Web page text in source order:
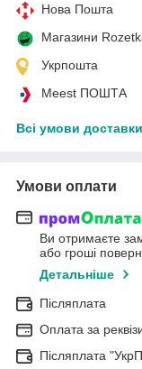
Нова Пошта
Магазини
Укрпошта
Meest ПОШТА
Всі умови доставки
Умови оплати
Ви отримаєте
або гроші
Детальніше
Післяплата
Оплата за
Післяплата